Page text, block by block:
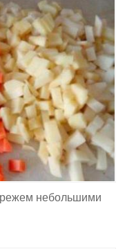
режем небольшими